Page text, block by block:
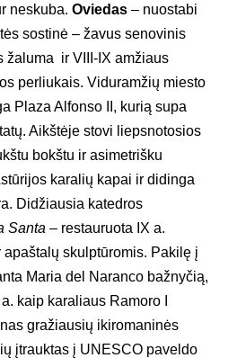
neskuba. Oviedas – nuostabi
sostinė – žavus senovinis
žaluma ir VIII-IX amžiaus
perliukais. Viduramžių miesto
Plaza Alfonso II, kurią supa
Aikštėje stovi liepsnotosios
bokštu ir asimetrišku
karalių kapai ir didinga
Didžiausia katedros
Santa – restauruota IX a.
skulptūromis. Pakilę į
Maria del Naranco bažnyčią,
kaip karaliaus Ramoro I
gražiausių ikiromaninės
įtrauktas į UNESCO paveldo